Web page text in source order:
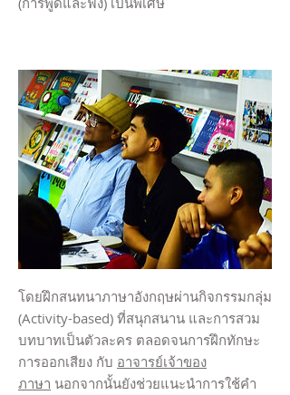
โดยฝึกสนทนาภาษาอังกฤษผ่านกิจกรรมกลุ่ม
(Activity-based) ที่สนุกสนาน และการสวม
บทบาทเป็นตัวละคร ตลอดจนการฝึกทักษะ
การออกเสียง กับ อาจารย์เจ้าของ
ภาษา นอกจากนั้นยังช่วยแนะนำการใช้คำ